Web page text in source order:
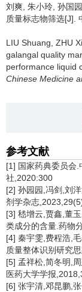
刘爽, 朱小玲, 孙国
质量标志物筛选[J].
LIU Shuang, ZHU
galangal quality
performance liquid
Chinese Medicine
参考文献
[1] 国家药典委员会
社,2020:300
[2] 孙园园,冯剑,刘
剂学杂志
[3] 嵇增云,贾鑫,董
类成分的含量.药物
[4] 秦宇雯,费程浩,
质量整体识别研究
[5] 孟祥松,简冬明,
医药大学学报
[6] 张宇清,邓昆鹏,